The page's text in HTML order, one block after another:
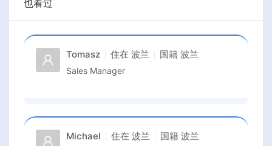
也看过
Tomasz 住在 波兰 国籍 波兰
Sales Manager
Michael 住在 波兰 国籍 波兰